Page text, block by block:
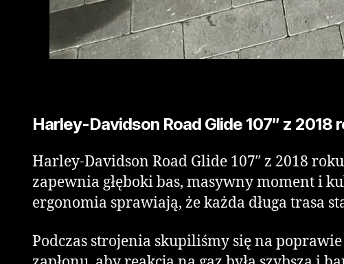
Harley-Davidson Road Glide 107″ z
Harley-Davidson Road Glide 107″ z 2018
zapewnia głęboki bas, masywny moment i
ergonomia sprawiają, że każda długa trasa
Podczas strojenia skupiliśmy się na